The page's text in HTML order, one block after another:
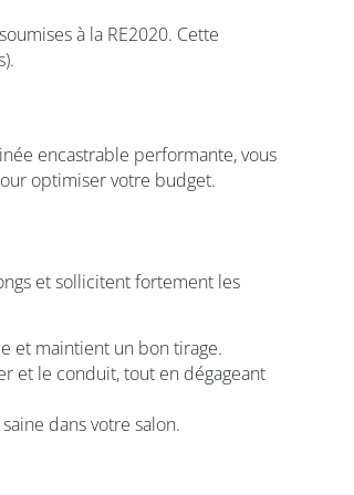
à la RE2020. Cette
encastrable performante, vous
optimiser votre budget.
et sollicitent fortement les
et maintient un bon tirage.
et le conduit, tout en dégageant
dans votre salon.